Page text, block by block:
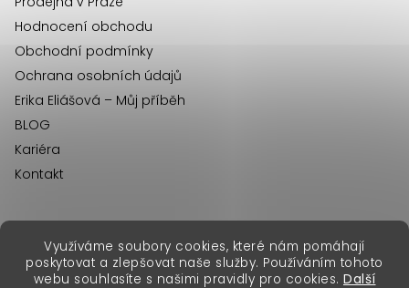
Využíváme soubory cookies, které nám pomáhají
poskytovat a zlepšovat naše služby. Používáním tohoto
webu souhlasíte s našimi pravidly pro cookies. Další
Hodnocení obchodu
Obchodní podmínky
Ochrana osobních údajů
Erika Eliášová – Můj příběh
BLOG
Kariéra
Kontakt
Copyright 2026Erika Fashion. Všechna práva vyhrazena.
erikafashion.sk